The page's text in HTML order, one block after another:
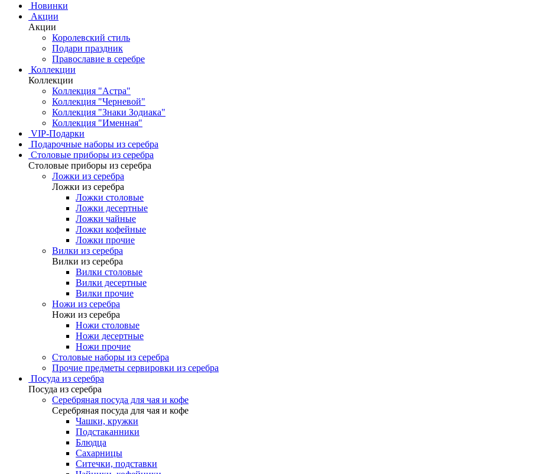
Новинки
Акции
Акции
Королевский стиль
Подари праздник
Православие в серебре
Коллекции
Коллекции
Коллекция "Астра"
Коллекция "Черневой"
Коллекция "Знаки Зодиака"
Коллекция "Именная"
VIP-Подарки
Подарочные наборы из серебра
Столовые приборы из серебра
Столовые приборы из серебра
Ложки из серебра
Ложки из серебра
Ложки столовые
Ложки десертные
Ложки чайные
Ложки кофейные
Ложки прочие
Вилки из серебра
Вилки из серебра
Вилки столовые
Вилки десертные
Вилки прочие
Ножи из серебра
Ножи из серебра
Ножи столовые
Ножи десертные
Ножи прочие
Столовые наборы из серебра
Прочие предметы сервировки из серебра
Посуда из серебра
Посуда из серебра
Серебряная посуда для чая и кофе
Серебряная посуда для чая и кофе
Чашки, кружки
Подстаканники
Блюдца
Сахарницы
Ситечки, подставки